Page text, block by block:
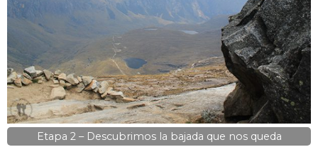
Etapa 2 – Descubrimos la bajada que nos queda